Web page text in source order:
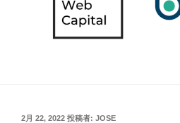
投
2月 22, 2022 投稿者: JOSE